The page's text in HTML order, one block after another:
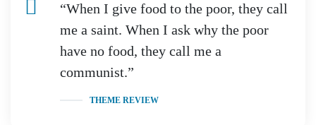
“When I give food to the poor, they call
me a saint. When I ask why the poor
have no food, they call me a
communist.”
THEME REVIEW